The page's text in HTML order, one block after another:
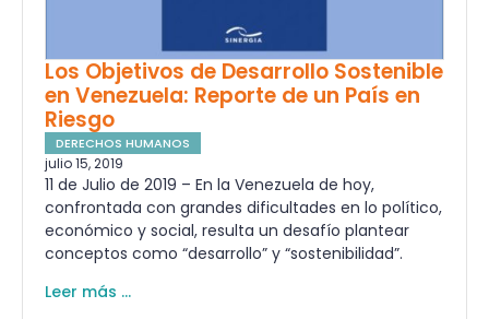
Los Objetivos de Desarrollo Sostenible
en Venezuela: Reporte de un País en
Riesgo
DERECHOS HUMANOS
julio 15, 2019
11 de Julio de 2019 – En la Venezuela de hoy,
confrontada con grandes dificultades en lo político,
económico y social, resulta un desafío plantear
conceptos como “desarrollo” y “sostenibilidad”.
Leer más ...